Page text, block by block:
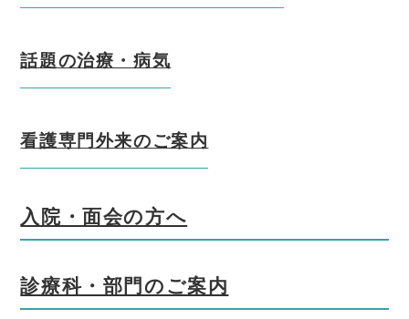
話題の治療・病気
看護専門外来のご案内
入院・面会の方へ
診療科・部門のご案内